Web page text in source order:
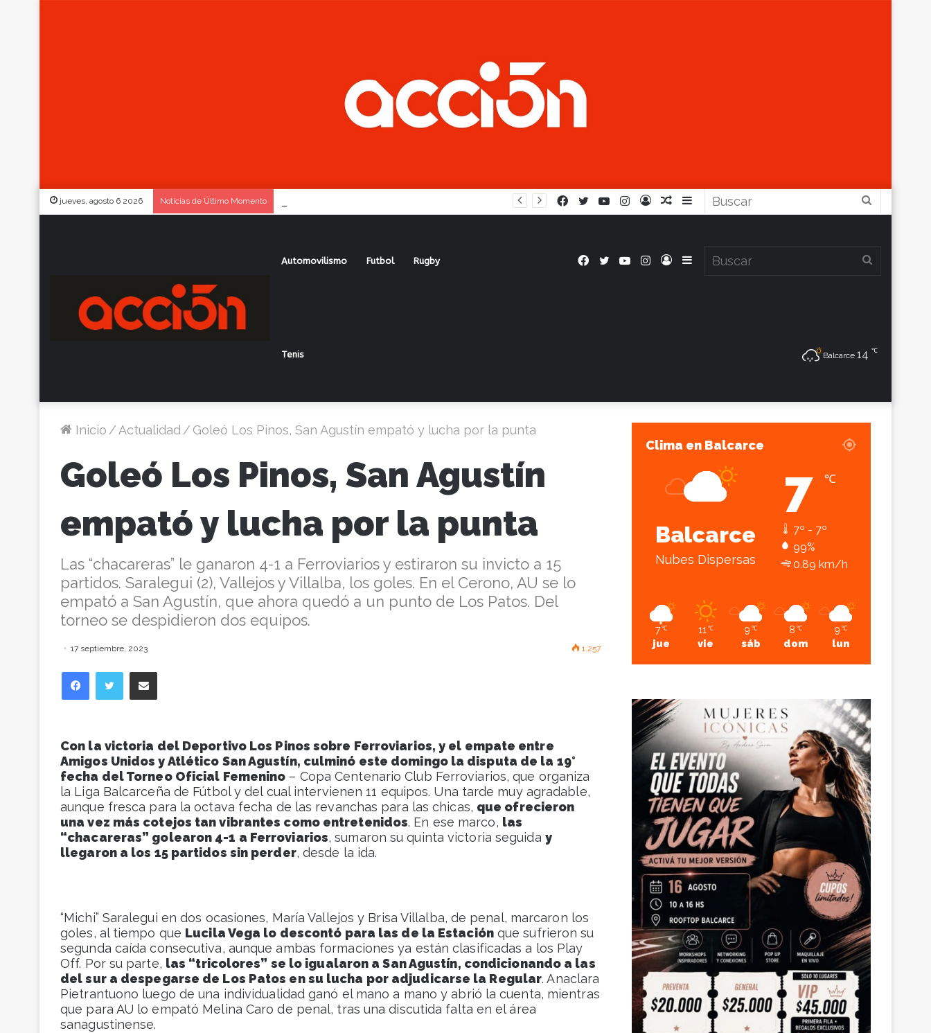
jueves, agosto 6 2026 Noticias de Último Momento
Barra
Artículo
Iniciar
Instagram
YouTube
Twitter
Facebook
Automovilismo Futbol Rugby
Tenis
Barra
Iniciar
Instagram
YouTube
Twitter
Facebook
Balcarce 14 ℃
Inicio / Actualidad / Goleó Los Pinos, San Agustín empató y lucha por la punta
Goleó Los Pinos, San Agustín
empató y lucha por la punta
Las “chacareras” le ganaron 4-1 a Ferroviarios y estiraron su invicto a 15
partidos. Saralegui (2), Vallejos y Villalba, los goles. En el Cerono, AU se lo
empató a San Agustín, que ahora quedó a un punto de Los Patos. Del
torneo se despidieron dos equipos.
17 septiembre, 2023 1.257
Facebook
Con la victoria del Deportivo Los Pinos sobre Ferroviarios, y el empate entre
Amigos Unidos y Atlético San Agustín, culminó este domingo la disputa de la 19°
fecha del Torneo Oficial Femenino – Copa Centenario Club Ferroviarios, que organiza
la Liga Balcarceña de Fútbol y del cual intervienen 11 equipos. Una tarde muy agradable,
aunque fresca para la octava fecha de las revanchas para las chicas, que ofrecieron
una vez más cotejos tan vibrantes como entretenidos. En ese marco, las
“chacareras” golearon 4-1 a Ferroviarios, sumaron su quinta victoria seguida y
llegaron a los 15 partidos sin perder, desde la ida.
“Michi” Saralegui en dos ocasiones, María Vallejos y Brisa Villalba, de penal, marcaron los
goles, al tiempo que Lucila Vega lo descontó para las de la Estaciónque sufrieron su
segunda caída consecutiva, aunque ambas formaciones ya están clasificadas a los Play
Off. Por su parte, las “tricolores” se lo igualaron a San Agustín, condicionando a las
del sur a despegarse de Los Patos en su lucha por adjudicarse la Regular. Anaclara
Pietrantuono luego de una individualidad ganó el mano a mano y abrió la cuenta, mientras
que para AU lo empató Melina Caro de penal, tras una discutida falta en el área
sanagustinense.
Clima en Balcarce
Balcarce
Nubes Dispersas
7 ℃
7º - 7º
99%
0.89 km/h
7 ℃
jue
11 ℃
vie
9 ℃
sáb
8 ℃
dom
9 ℃
lun